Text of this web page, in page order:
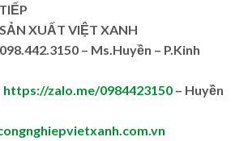
XUẤT VIỆT XANH
– Ms.Huyền – P.Kinh
https://zalo.me/0984423150 – Huyền